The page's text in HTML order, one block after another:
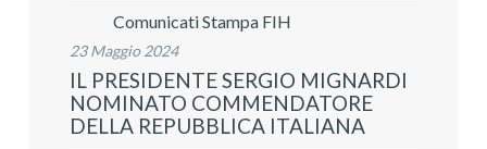
Comunicati Stampa FIH
23 Maggio 2024
IL PRESIDENTE SERGIO MIGNARDI
NOMINATO COMMENDATORE
DELLA REPUBBLICA ITALIANA